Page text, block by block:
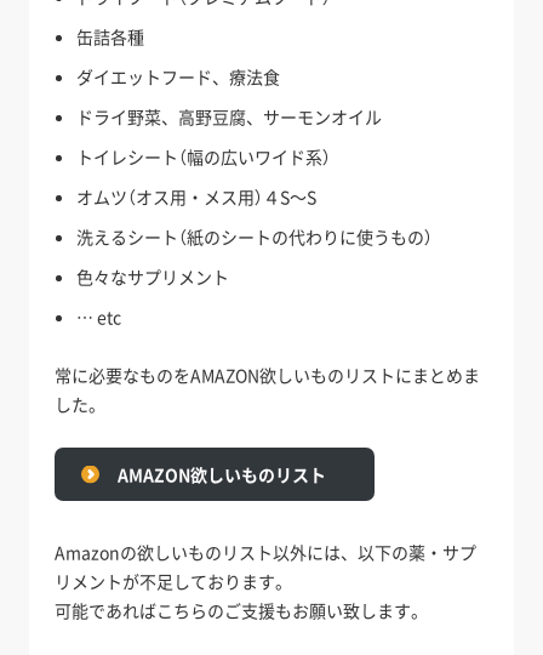
缶詰各種
ダイエットフード、療法食
ドライ野菜、高野豆腐、サーモンオイル
トイレシート（幅の広いワイド系）
オムツ（オス用・メス用）４S～S
洗えるシート（紙のシートの代わりに使うもの）
色々なサプリメント
… etc
常に必要なものをAMAZON欲しいものリストにまとめま
した。
AMAZON欲しいものリスト
Amazonの欲しいものリスト以外には、以下の薬・サプ
リメントが不足しております。
可能であればこちらのご支援もお願い致します。